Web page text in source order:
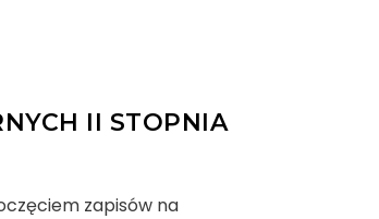
II STOPNIA
zapisów na